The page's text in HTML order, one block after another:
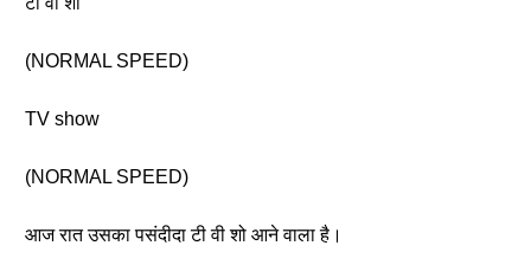
(NORMAL SPEED)
TV show
(NORMAL SPEED)
आज रात उसका पसंदीदा टी वी शो आने वाला है।